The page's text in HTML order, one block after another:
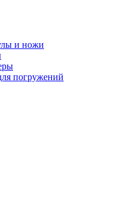
и ножи
погружений